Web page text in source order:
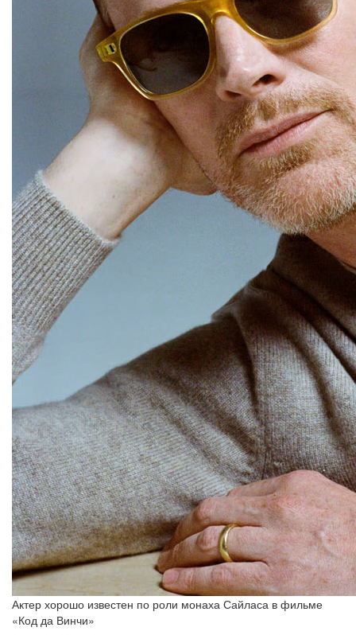
Актер хорошо известен по роли монаха Сайласа в фильме
«Код да Винчи»